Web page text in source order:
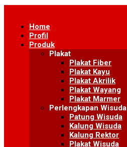
content
Home
Profil
Produk
Plakat
Plakat Fiber
Plakat Kayu
Plakat Akrilik
Plakat Wayang
Plakat Marmer
Perlengkapan Wisuda
Patung Wisuda
Kalung Wisuda
Kalung Rektor
Plakat Wisuda